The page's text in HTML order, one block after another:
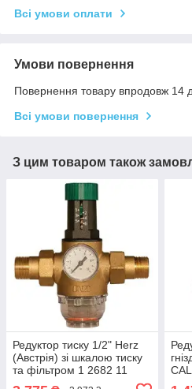
Всі умови оплати
Умови повернення
Повернення товару впродовж 14
Всі умови повернення
З цим товаром також
Редуктор тиску 1/2" Herz
(Австрія) зі шкалою тиску
та фільтром 1 2682 11